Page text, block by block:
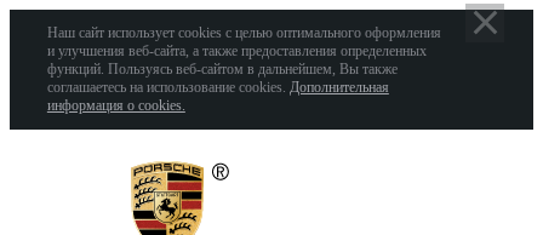
Наш сайт использует cookies с целью оптимального оформления
и улучшения веб-сайта, а также предоставления определенных
функций. Пользуясь веб-сайтом в дальнейшем, Вы также
соглашаетесь на использование cookies. Дополнительная
информация о cookies.